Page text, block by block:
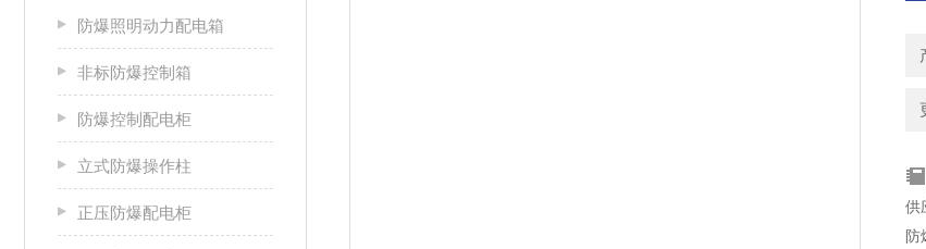
防爆照明动力配电箱
非标防爆控制箱
防爆控制配电柜
立式防爆操作柱
正压防爆配电柜
供
防